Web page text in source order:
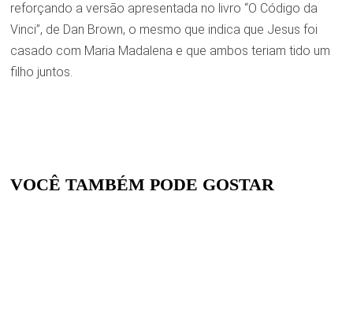
reforçando a versão apresentada no livro “O Código da
Vinci”, de Dan Brown, o mesmo que indica que Jesus foi
casado com Maria Madalena e que ambos teriam tido um
filho juntos.
VOCÊ TAMBÉM PODE GOSTAR